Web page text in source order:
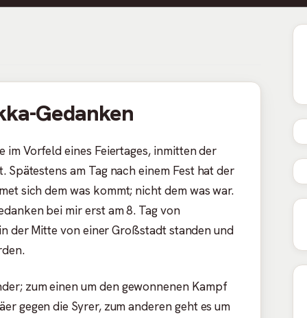
Gedanken
Vorfeld eines Feiertages, inmitten der
am Tag nach einem Fest hat der
sich dem was kommt; nicht dem was war.
bei mir erst am 8. Tag von
der Mitte von einer Großstadt standen und
zum einen um den gewonnenen Kampf
gegen die Syrer, zum anderen geht es um